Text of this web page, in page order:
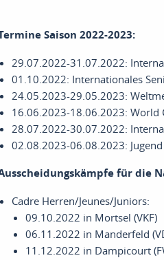
Saison 2022-2023:
29.07.2022-31.07.2022:
01.10.2022: Internationales
24.05.2023-29.05.2023:
16.06.2023-18.06.2023: World
28.07.2022-30.07.2022:
02.08.2023-06.08.2023:
für die
Cadre Herren/Jeunes/Juniors:
09.10.2022 in Mortsel (VKF)
06.11.2022 in Manderfeld
11.12.2022 in Dampicourt